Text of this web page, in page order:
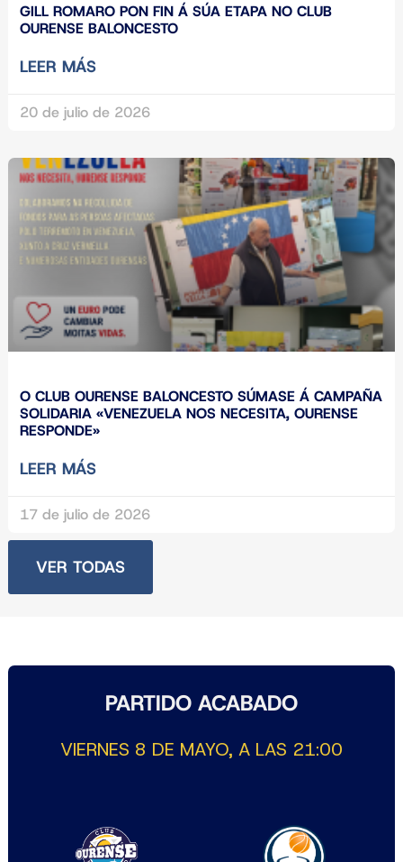
GILL ROMARO PON FIN Á SÚA ETAPA NO CLUB
OURENSE BALONCESTO
LEER MÁS
20 de julio de 2026
O CLUB OURENSE BALONCESTO SÚMASE Á CAMPAÑA
SOLIDARIA «VENEZUELA NOS NECESITA, OURENSE
RESPONDE»
LEER MÁS
17 de julio de 2026
VER TODAS
PARTIDO ACABADO
VIERNES 8 DE MAYO, A LAS 21:00